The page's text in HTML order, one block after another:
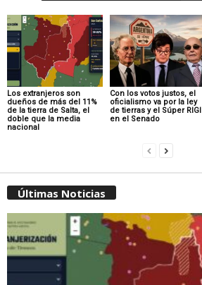
Los extranjeros son
dueños de más del 11%
de la tierra de Salta, el
doble que la media
nacional
Con los votos justos, el
oficialismo va por la ley
de tierras y el Súper RIGI
en el Senado
Últimas Noticias